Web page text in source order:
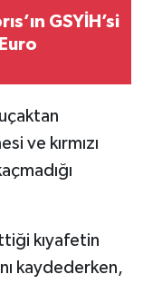
GSYİH’si
ve kırmızı
kıyafetin
kaydederken,